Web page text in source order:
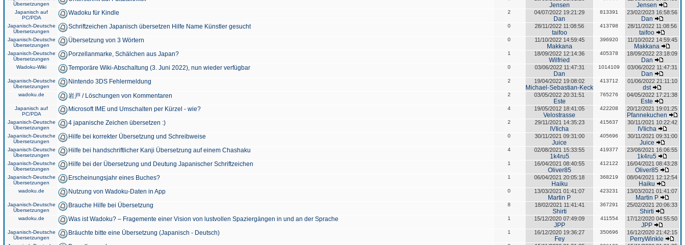
Übersetzungen
Jensen Jensen
Japanisch auf
PC/PDA
Wadoku für Kindle 2 04/07/2022 19:21:29
Dan
813391 23/02/2023 16:58:56
Dan
Japanisch-Deutsche
Übersetzungen
Schriftzeichen Japanisch übersetzen Hilfe Name Künstler gesucht 0 28/11/2022 11:08:56
taifoo
413798 28/11/2022 11:08:56
taifoo
Japanisch-Deutsche
Übersetzungen
Übersetzung von 3 Wörtern 0 11/10/2022 14:59:45
Makkana
396920 11/10/2022 14:59:45
Makkana
Japanisch-Deutsche
Übersetzungen
Porzellanmarke, Schälchen aus Japan? 1 18/09/2022 12:14:36
Wilfried
405378 18/09/2022 23:18:09
Dan
Wadoku-Wiki Temporäre Wiki-Abschaltung (3. Juni 2022), nun wieder verfügbar 0 03/06/2022 11:47:31
Dan
1014109 03/06/2022 11:47:31
Dan
Japanisch-Deutsche
Übersetzungen
Nintendo 3DS Fehlermeldung 2 19/04/2022 19:08:02
Michael-Sebastian-Keck
413712 01/06/2022 21:11:10
dst
wadoku.de 岩戸 / Löschungen von Kommentaren 2 03/05/2022 20:31:51
Este
765276 04/05/2022 17:21:38
Este
Japanisch auf
PC/PDA
Microsoft IME und Umschalten per Kürzel - wie? 4 19/05/2012 18:41:05
Velostrasse
422208 20/12/2021 19:01:25
Pfannekuchen
Japanisch-Deutsche
Übersetzungen
4 japanische Zeichen übersetzen :) 2 29/11/2021 14:35:23
IVIicha
415637 30/11/2021 10:22:42
IVIicha
Japanisch-Deutsche
Übersetzungen
Hilfe bei korrekter Übersetzung und Schreibweise 0 30/11/2021 09:31:00
Juice
405696 30/11/2021 09:31:00
Juice
Japanisch-Deutsche
Übersetzungen
Hilfe bei handschriftlicher Kanji Übersetzung auf einem Chashaku 4 02/08/2021 15:33:55
1k4ru5
419377 23/08/2021 16:06:55
1k4ru5
Japanisch-Deutsche
Übersetzungen
Hilfe bei der Übersetzung und Deutung Japanischer Schriftzeichen 1 16/04/2021 08:40:55
Oliver85
412122 16/04/2021 08:43:28
Oliver85
Japanisch-Deutsche
Übersetzungen
Erscheinungsjahr eines Buches? 1 06/04/2021 20:05:18
Haiku
368219 08/04/2021 12:12:54
Haiku
wadoku.de Nutzung von Wadoku-Daten in App 0 13/03/2021 01:41:07
Martin P
423231 13/03/2021 01:41:07
Martin P
Japanisch-Deutsche
Übersetzungen
Brauche Hilfe bei Übersetzung 8 18/02/2021 11:41:41
Shirti
367291 25/02/2021 20:06:33
Shirti
wadoku.de Was ist Wadoku? – Fragemente einer Vision von lustvollen Spaziergängen in und an der Sprache 1 15/12/2020 07:49:09
JPP
411554 17/12/2020 04:55:50
JPP
Japanisch-Deutsche
Übersetzungen
Bräuchte bitte eine Übersetzung (Japanisch - Deutsch) 1 16/12/2020 19:36:27
Fey
350696 16/12/2020 21:42:15
PerryWinkle